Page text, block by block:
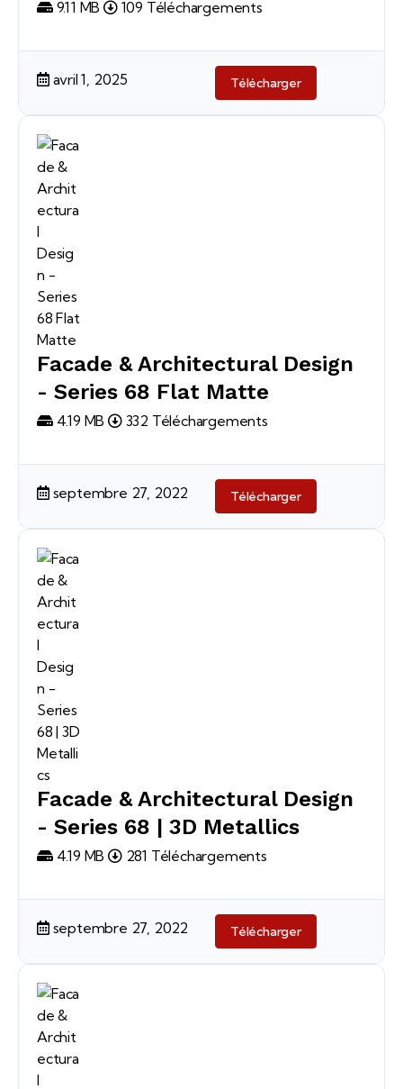
9.11 MB 109 Téléchargements
avril 1, 2025 Télécharger
Facade & Architectural Design
- Series 68 Flat Matte
4.19 MB 332 Téléchargements
septembre 27, 2022 Télécharger
Facade & Architectural Design
- Series 68 | 3D Metallics
4.19 MB 281 Téléchargements
septembre 27, 2022 Télécharger